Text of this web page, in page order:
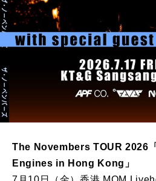
The Novembers TOUR 2026
Engines in Hong Kong」